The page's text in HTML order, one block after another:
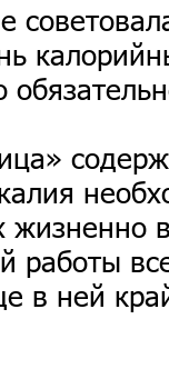
жизненно
работы
в ней